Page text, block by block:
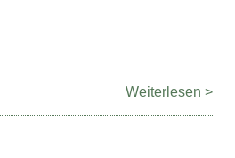
Weiterlesen